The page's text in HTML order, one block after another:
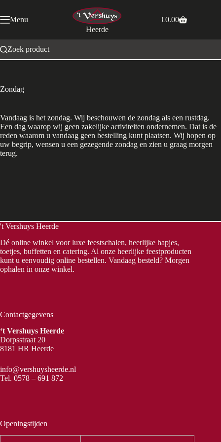
de Menu
Heerde
Winkelwagen
€0.00
Zoek product
Zondag
Vandaag is het zondag. Wij beschouwen de zondag als een rustdag.
Een dag waarop wij geen zakelijke activiteiten ondernemen. Dat is de
reden waarom u vandaag geen bestelling kunt plaatsen. Wij hopen op
uw begrip, wensen u een gezegende zondag en zien u graag morgen
terug.
't Vershuys Heerde
Dé online winkel voor luxe feestschalen, heerlijke hapjes,
toetjes, buffetten en catering. Al onze heerlijke feestproducten
kunt u eenvoudig online bestellen. Vandaag besteld? Morgen
ophalen in onze winkel.
Contactgegevens
‘t Vershuys Heerde
Dorpsstraat 20
8181 HR Heerde
info@vershuysheerde.nl
Tel. 0578 – 691 872
Openingstijden